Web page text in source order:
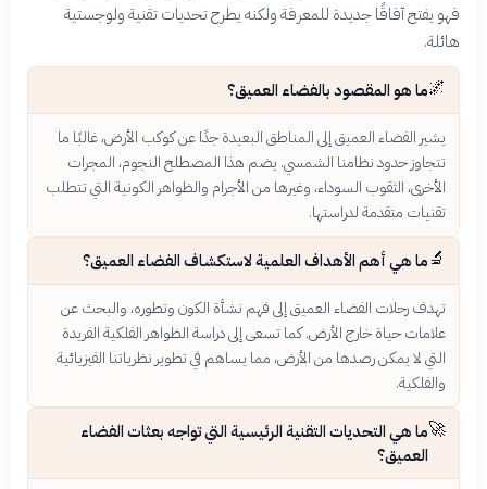
فهو يفتح آفاقًا جديدة للمعرفة ولكنه يطرح تحديات تقنية ولوجستية
هائلة.
🌌ما هو المقصود بالفضاء العميق؟
يشير الفضاء العميق إلى المناطق البعيدة جدًا عن كوكب الأرض، غالبًا ما
تتجاوز حدود نظامنا الشمسي. يضم هذا المصطلح النجوم، المجرات
الأخرى، الثقوب السوداء، وغيرها من الأجرام والظواهر الكونية التي تتطلب
تقنيات متقدمة لدراستها.
🔬ما هي أهم الأهداف العلمية لاستكشاف الفضاء العميق؟
تهدف رحلات الفضاء العميق إلى فهم نشأة الكون وتطوره، والبحث عن
علامات حياة خارج الأرض. كما تسعى إلى دراسة الظواهر الفلكية الفريدة
التي لا يمكن رصدها من الأرض، مما يساهم في تطوير نظرياتنا الفيزيائية
والفلكية.
🚀ما هي التحديات التقنية الرئيسية التي تواجه بعثات الفضاء
العميق؟